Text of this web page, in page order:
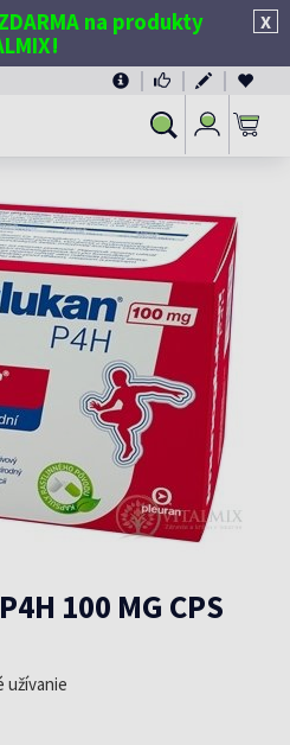
X
na produkty
Vyhľadávanie
Prihlásiť
sa
100 MG CPS
užívanie